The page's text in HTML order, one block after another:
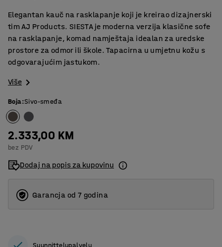
Elegantan kauč na rasklapanje koji je kreirao dizajnerski
tim AJ Products. SIESTA je moderna verzija klasične sofe
na rasklapanje, komad namještaja idealan za uredske
prostore za odmor ili škole. Tapacirna u umjetnu kožu s
odgovarajućim jastukom.
Više
Boja:Sivo-smeđa
2.333,00 KM
bez PDV
Dodaj na popis za kupovinu
Garancja od 7 godina
Suunnittelupalvelu